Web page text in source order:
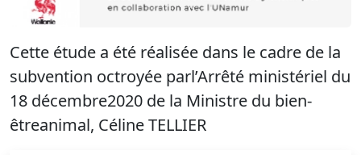
Cette étude a été réalisée dans le cadre de la
subvention octroyée parl’Arrêté ministériel du
18 décembre2020 de la Ministre du bien-
êtreanimal, Céline TELLIER